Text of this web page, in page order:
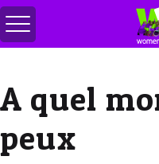
Basculer
le
A quel
peux